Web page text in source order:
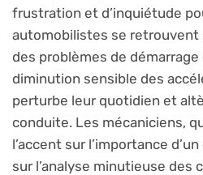
frustration et d’inquiétude
automobilistes se
des problèmes de
diminution sensible des
perturbe leur quotidien et
conduite. Les mécaniciens,
l’accent sur l’importance
sur l’analyse minutieuse des